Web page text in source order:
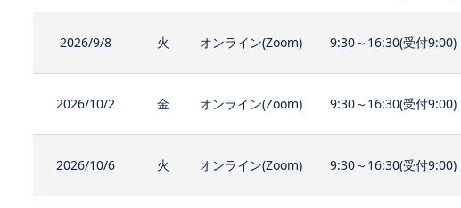
2026/9/8 火 オンライン(Zoom) 9:30～16:30(受付9:00)
2026/10/2 金 オンライン(Zoom) 9:30～16:30(受付9:00)
2026/10/6 火 オンライン(Zoom) 9:30～16:30(受付9:00)